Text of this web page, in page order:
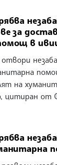
за
в
на
цитиран от